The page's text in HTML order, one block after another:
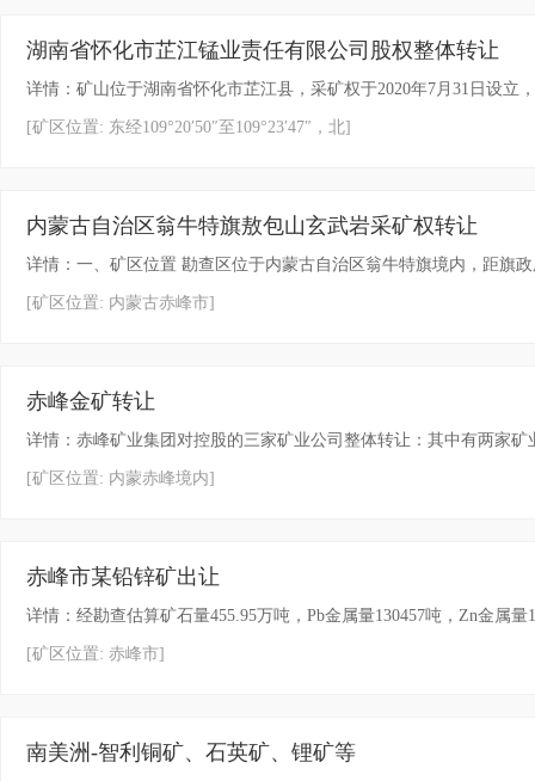
湖南省怀化市芷江锰业责任有限公司股权整体转让
详情：矿山位于湖南省怀化市芷江县，采矿权于2020年7月31日设立
[矿区位置: 东经109°20′50″至109°23′47″，北]
内蒙古自治区翁牛特旗敖包山玄武岩采矿权转让
详情：一、矿区位置 勘查区位于内蒙古自治区翁牛特旗境内，距旗
[矿区位置: 内蒙古赤峰市]
赤峰金矿转让
详情：赤峰矿业集团对控股的三家矿业公司整体转让：其中有两家
[矿区位置: 内蒙赤峰境内]
赤峰市某铅锌矿出让
详情：经勘查估算矿石量455.95万吨，Pb金属量130457吨，Zn金属
[矿区位置: 赤峰市]
南美洲-智利铜矿、石英矿、锂矿等